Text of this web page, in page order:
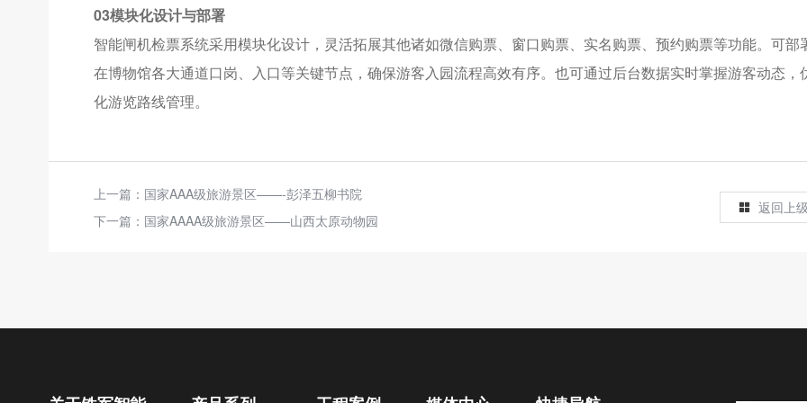
03模块化设计与部署
智能闸机检票系统采用模块化设计，灵活拓展其他诸如微信购票、窗口购票、实名购票、预约购票等功能。可部
在博物馆各大通道口岗、入口等关键节点，确保游客入园流程高效有序。也可通过后台数据实时掌握游客动态，
化游览路线管理。
上一篇： 国家AAA级旅游景区——-彭泽五柳书院
下一篇： 国家AAAA级旅游景区——山西太原动物园
返回上级